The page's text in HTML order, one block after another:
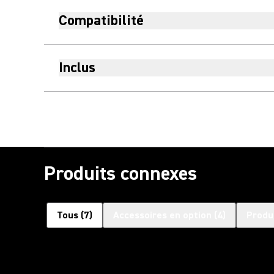
Compatibilité
Inclus
Produits connexes
Tous (7)